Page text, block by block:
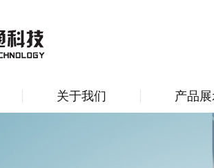
关于我们 产品